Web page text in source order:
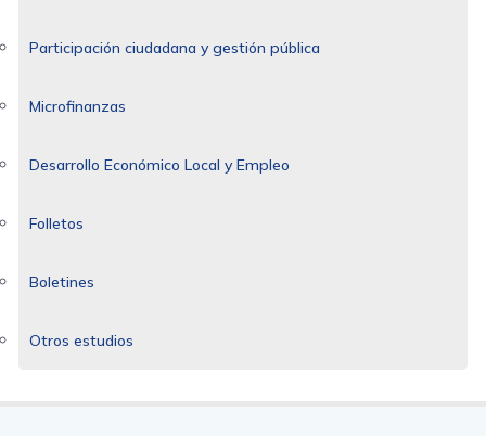
Participación ciudadana y gestión pública
Microfinanzas
Desarrollo Económico Local y Empleo
Folletos
Boletines
Otros estudios